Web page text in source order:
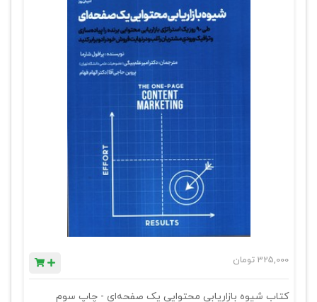
325,000 تومان
کتاب شیوه بازاریابی محتوایی یک صفحه‌ای - چاپ سوم